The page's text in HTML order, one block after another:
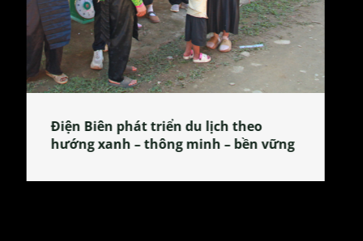
Làng làm bánh tẻ Phú Nhi – nơi lan
tỏa đặc sản xứ Đoài